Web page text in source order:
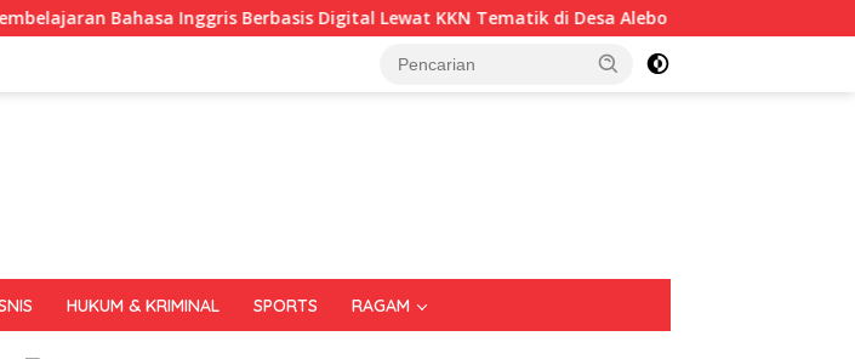
Digital Lewat KKN Tematik di Desa Alebo Imigrasi Sultra Perkuat Kepedulian Sosial
HUKUM & KRIMINAL SPORTS RAGAM